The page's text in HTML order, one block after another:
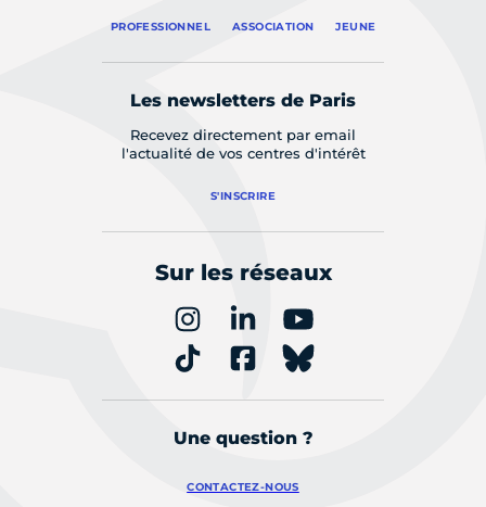
PROFESSIONNEL ASSOCIATION JEUNE
Les newsletters de Paris
Recevez directement par email
l'actualité de vos centres d'intérêt
S'INSCRIRE
Sur les réseaux
Une question ?
CONTACTEZ-NOUS